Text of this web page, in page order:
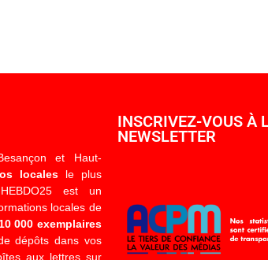
et Haut-
localesle plus
est un
locales de
000 exemplaires
dépôts dans vos
aux lettres sur
INSCRIVEZ-VOUS À
NEWSLETTER